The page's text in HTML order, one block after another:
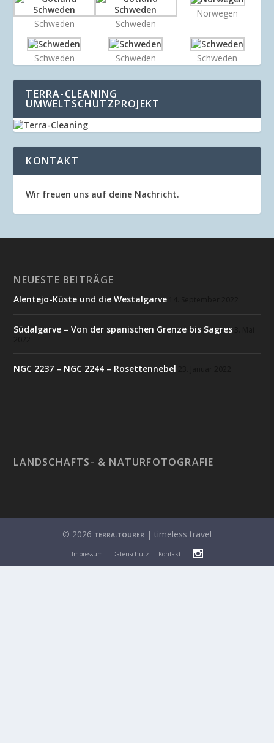
Schweden Schweden
Norwegen
Schweden Schweden Schweden
TERRA-CLEANING
UMWELTSCHUTZPROJEKT
KONTAKT
Wir freuen uns auf deine Nachricht.
NEUESTE BEITRÄGE
Alentejo-Küste und die Westalgarve
Südalgarve – Von der spanischen Grenze bis Sagres
NGC 2237 – NGC 2244 – Rosettennebel
LANDSCHAFTS- & NATURFOTOGRAFIE
© 2026 TERRA-TOURER | timeless travel
Impressum Datenschutz Kontakt